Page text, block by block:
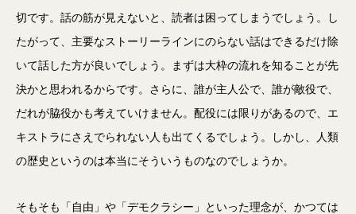
切です。話の筋が見えないと、読者は困ってしまうでしょう。し
たがって、主要なストーリーラインにのらない話はできるだけ除
いて話した方が良いでしょう。まずは大枠の流れを知ることが先
決かと思われるからです。さらに、誰が主人公で、誰が敵役で、
だれが脇役かも考えていけません。配役には限りがあるので、エ
キストラにさえでられない人も出てくるでしょう。しかし、人類
の歴史というのは本当にそういうものなのでしょうか。
そもそも「自由」や「デモクラシー」といった理念が、かつては